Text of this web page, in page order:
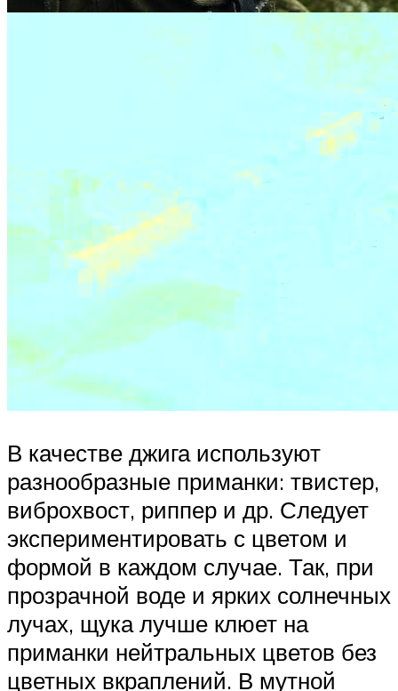
В качестве джига используют
разнообразные приманки: твистер,
виброхвост, риппер и др. Следует
экспериментировать с цветом и
формой в каждом случае. Так, при
прозрачной воде и ярких солнечных
лучах, щука лучше клюет на
приманки нейтральных цветов без
цветных вкраплений. В мутной